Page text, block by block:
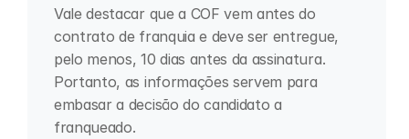
Vale destacar que a COF vem antes do
contrato de franquia e deve ser entregue,
pelo menos, 10 dias antes da assinatura.
Portanto, as informações servem para
embasar a decisão do candidato a
franqueado.